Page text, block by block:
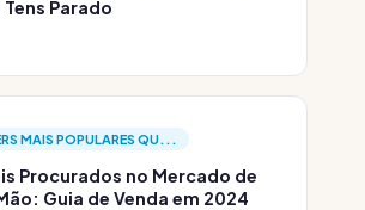
Parado
MAIS POPULARES QU...
Procurados no Mercado de
Guia de Venda em 2024